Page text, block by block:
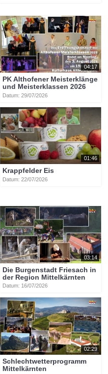
04:17
PK Althofener Meisterklänge
und Meisterklassen 2026
Datum: 29/07/2026
01:46
Krappfelder Eis
Datum: 22/07/2026
03:14
Die Burgenstadt Friesach in
der Region Mittelkärnten
Datum: 16/07/2026
02:29
Schlechtwetterprogramm
Mittelkärnten